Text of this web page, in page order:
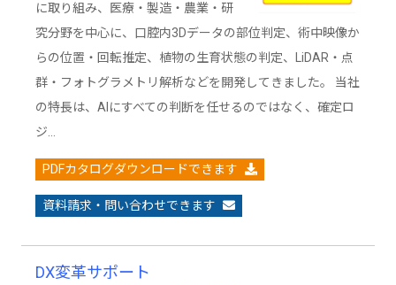
に取り組み、医療・製造・農業・研
究分野を中心に、口腔内3Dデータの部位判定、術中映像か
らの位置・回転推定、植物の生育状態の判定、LiDAR・点
群・フォトグラメトリ解析などを開発してきました。 当社
の特長は、AIにすべての判断を任せるのではなく、確定ロ
ジ…
PDFカタログダウンロードできます
資料請求・問い合わせできます
DX変革サポート